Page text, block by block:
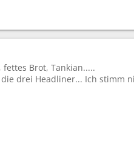
Brot, Tankian.....
drei Headliner... Ich stimm